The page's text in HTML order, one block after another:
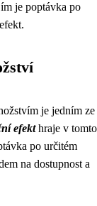
je poptávka po
je jedním ze
efekthraje v tomto
po určitém
na dostupnost a